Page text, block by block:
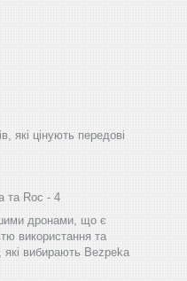
які цінують передові
та Roc - 4
дронами, що є
використання та
які вибирають Bezpeka